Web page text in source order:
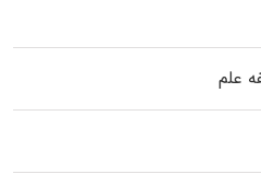
علم